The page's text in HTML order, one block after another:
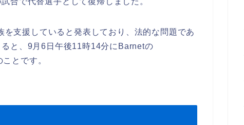
支援していると発表しており、法的な問題であ
と、9月6日午後11時14分にBarnetの
とです。